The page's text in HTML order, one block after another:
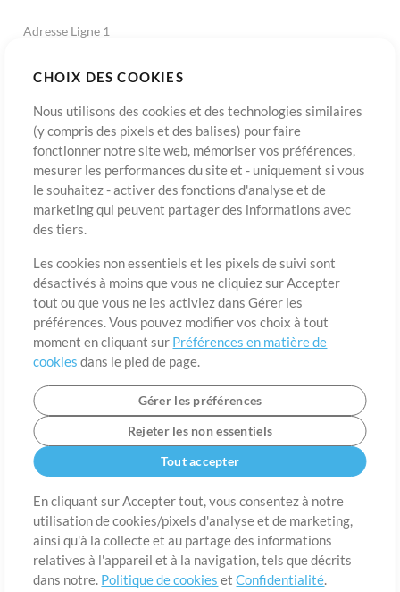
CHOIX DES COOKIES
Nous utilisons des cookies et des technologies similaires
(y compris des pixels et des balises) pour faire
fonctionner notre site web, mémoriser vos préférences,
mesurer les performances du site et - uniquement si vous
le souhaitez - activer des fonctions d'analyse et de
marketing qui peuvent partager des informations avec
des tiers.
Les cookies non essentiels et les pixels de suivi sont
désactivés à moins que vous ne cliquiez sur Accepter
tout ou que vous ne les activiez dans Gérer les
préférences. Vous pouvez modifier vos choix à tout
moment en cliquant sur Préférences en matière de
cookies dans le pied de page.
Gérer les préférences
Rejeter les non essentiels
Tout accepter
En cliquant sur Accepter tout, vous consentez à notre
utilisation de cookies/pixels d'analyse et de marketing,
ainsi qu'à la collecte et au partage des informations
relatives à l'appareil et à la navigation, tels que décrits
dans notre. Politique de cookies etConfidentialité.
Adresse Ligne 1
Ville
Pays
Étât Langue
A propos de Conditions d’utilisation Confidentialité
Préférences en
matière de cookies
Contact
©2006-2026 par MultiTracks LLC. Tous droits réservés.